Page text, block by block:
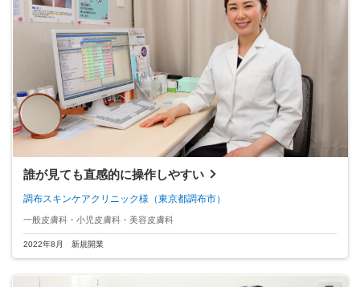
誰が見ても直感的に操作しやすい
調布スキンケアクリニック様 （東京都調布市）
一般皮膚科・小児皮膚科・美容皮膚科
2022年8月 新規開業